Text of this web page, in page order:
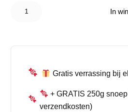
was:
Grape 15g –
In
Gratis verrassing bij
+ GRATIS 250g
verzendkosten)